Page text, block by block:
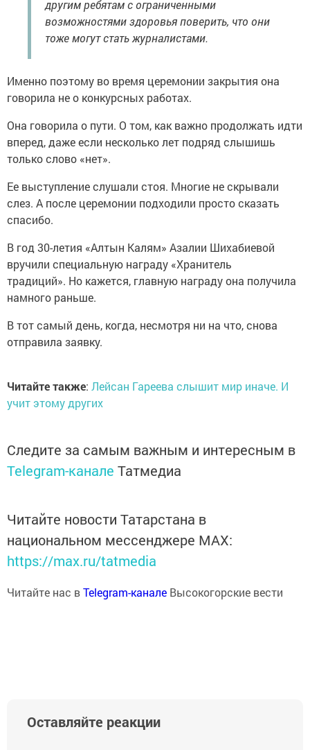
другим ребятам с ограниченными
возможностями здоровья поверить, что они
тоже могут стать журналистами.
Именно поэтому во время церемонии закрытия она
говорила не о конкурсных работах.
Она говорила о пути. О том, как важно продолжать идти
вперед, даже если несколько лет подряд слышишь
только слово «нет».
Ее выступление слушали стоя. Многие не скрывали
слез. А после церемонии подходили просто сказать
спасибо.
В год 30-летия «Алтын Калям» Азалии Шихабиевой
вручили специальную награду «Хранитель
традиций». Но кажется, главную награду она получила
намного раньше.
В тот самый день, когда, несмотря ни на что, снова
отправила заявку.
Читайте также: Лейсан Гареева слышит мир иначе. И
учит этому других
Следите за самым важным и интересным в
Telegram-канале Татмедиа
Читайте новости Татарстана в
национальном мессенджере MАХ:
https://max.ru/tatmedia
Читайте нас вTelegram-канале Высокогорские вести
Оставляйте реакции